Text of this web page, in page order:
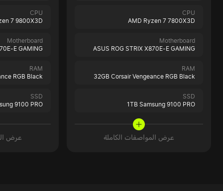
CPU
AMD Ryzen 7 7800X3D
Motherboard
ASUS ROG STRIX X870E-E GAMING
RAM
32GB Corsair Vengeance RGB Black
SSD
1TB Samsung 9100 PRO
عرض المواصفات الكاملة
CPU
7 9800X3D
Motherboard
E GAMING
RAM
RGB Black
SSD
9100 PRO
عرض